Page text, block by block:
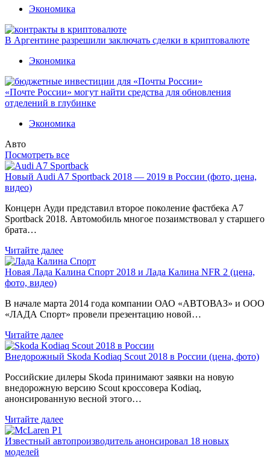
Экономика
В Аргентине разрешили заключать сделки в криптовалюте
Экономика
«Почте России» могут найти средства для обновления
отделений в глубинке
Экономика
Авто
Посмотреть все
Новый Audi A7 Sportback 2018 — 2019 в России (фото, цена,
видео)
Концерн Ауди представил второе поколение фастбека A7
Sportback 2018. Автомобиль многое позаимствовал у старшего
брата…
Читайте далее
Новая Лада Калина Спорт 2018 и Лада Калина NFR 2 (цена,
фото, видео)
В начале марта 2014 года компании ОАО «АВТОВАЗ» и ООО
«ЛАДА Спорт» провели презентацию новой…
Читайте далее
Внедорожный Skoda Kodiaq Scout 2018 в России (цена, фото)
Российские дилеры Skoda принимают заявки на новую
внедорожную версию Scout кроссовера Kodiaq,
анонсированную весной этого…
Читайте далее
Известный автопроизводитель анонсировал 18 новых
моделей